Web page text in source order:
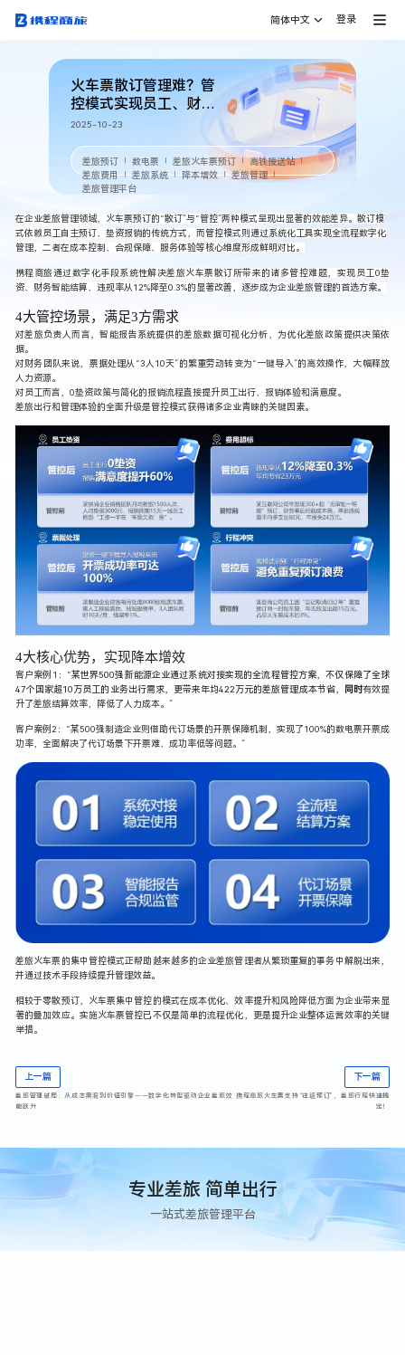
简体中文 登录
火车票散订管理难？管
控模式实现员工、财
务、管理者“三赢”
2025-10-23
差旅预订 数电票 差旅火车票预订 高铁接送站 ｜
差旅费用 ｜ 差旅系统 ｜ 降本增效 ｜ 差旅管理 ｜
差旅管理平台
在企业差旅管理领域，火车票预订的“散订”与“管控”两种模式呈现出显著的效能差异。散订模
式依赖员工自主预订、垫资报销的传统方式，而管控模式则通过系统化工具实现全流程数字化
管理，二者在成本控制、合规保障、服务体验等核心维度形成鲜明对比。
携程商旅通过数字化手段系统性解决差旅火车票散订所带来的诸多管控难题，实现员工0垫
资、财务智能结算、违规率从12%降至0.3%的显著改善，逐步成为企业差旅管理的首选方案。
4大管控场景，满足3方需求
对差旅负责人而言，智能报告系统提供的差旅数据可视化分析，为优化差旅政策提供决策依
据。
对财务团队来说，票据处理从“3人10天”的繁重劳动转变为“一键导入”的高效操作，大幅释放
人力资源。
对员工而言，0垫资政策与简化的报销流程直接提升员工出行、报销体验和满意度。
差旅出行和管理体验的全面升级是管控模式获得诸多企业青睐的关键因素。
4大核心优势，实现降本增效
客户案例1：“某世界500强新能源企业通过系统对接实现的全流程管控方案，不仅保障了全球
47个国家超10万员工的业务出行需求，更带来年均422万元的差旅管理成本节省，
同时有效提
升了差旅结算效率，降低了人力成本。”
客户案例2：“某500强制造企业则借助代订场景的开票保障机制，实现了100%的数电票开票成
功率，全面解决了代订场景下开票难、成功率低等问题。”
差旅火车票的集中管控模式正帮助越来越多的企业差旅管理者从繁琐重复的事务中解脱出来，
并通过技术手段持续提升管理效益。
相较于零散预订，火车票集中管控的模式在成本优化、效率提升和风险降低方面为企业带来显
著的叠加效应。实施火车票管控已不仅是简单的流程优化，更是提升企业整体运营效率的关键
举措。
上一篇
差旅管理破局：从成本黑洞到价值引擎——数字化转型驱动企业差旅效
能跃升
下一篇
携程商旅火车票支持“往返预订”，差旅行程快速搞
定！
专业差旅 简单出行
一站式差旅管理平台